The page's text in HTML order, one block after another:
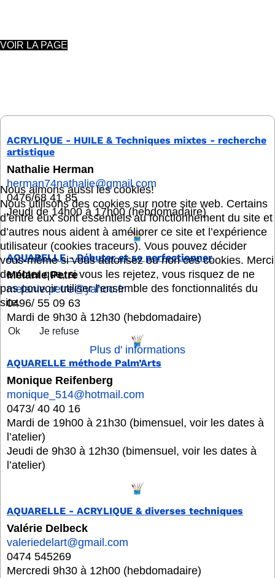
VOIR LA PAGE
ACRYLIQUE - HUILE & Techniques mixtes - recherche
artistique
Nathalie Herman
herman74nathalie@gmail.com
0476/68 41 85
Jeudi de 14h00 à 17h00 (hebdomadaire)
AQUARELLE - Débuter et se perfectionner
Mélanie Petre
melanie.petre@yahoo.fr
0496/ 55 09 63
Mardi de 9h30 à 12h30 (hebdomadaire)
AQUARELLE méthode Palm’Arts
Monique Reifenberg
monique_514@hotmail.com
0473/ 40 40 16
Mardi de 19h00 à 21h30 (bimensuel, voir les dates à
l’atelier)
Jeudi de 9h30 à 12h30 (bimensuel, voir les dates à
l’atelier)
AQUARELLE - ACRYLIQUE & diverses techniques
Valérie Delbeck
valeriedelart@gmail.com
0474 545269
Mercredi 9h30 à 12h00 (hebdomadaire)
Nous aimons aussi les cookies!
Nous utilisons des cookies sur notre site web. Certains
d’entre eux sont essentiels au fonctionnement du site et
d’autres nous aident à améliorer ce site et l’expérience
utilisateur (cookies traceurs). Vous pouvez décider
vous-même si vous autorisez ou non ces cookies. Merci
de noter que, si vous les rejetez, vous risquez de ne
pas pouvoir utiliser l’ensemble des fonctionnalités du
site.
Ok Je refuse
Plus d' informations